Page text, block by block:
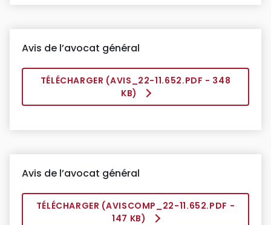
Avis de l’avocat général
TÉLÉCHARGER (AVIS_22-11.652.PDF - 348
KB)
Avis de l’avocat général
TÉLÉCHARGER (AVISCOMP_22-11.652.PDF -
147 KB)